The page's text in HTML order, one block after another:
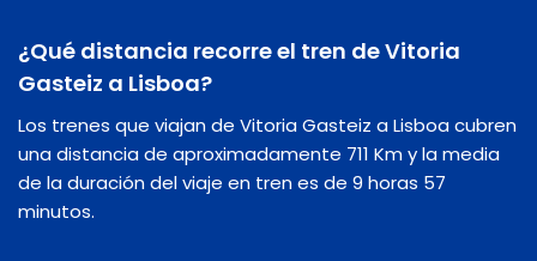
¿Qué distancia recorre el tren de Vitoria
Gasteiz a Lisboa?
Los trenes que viajan de Vitoria Gasteiz a Lisboa cubren
una distancia de aproximadamente 711 Km y la media
de la duración del viaje en tren es de 9 horas 57
minutos.